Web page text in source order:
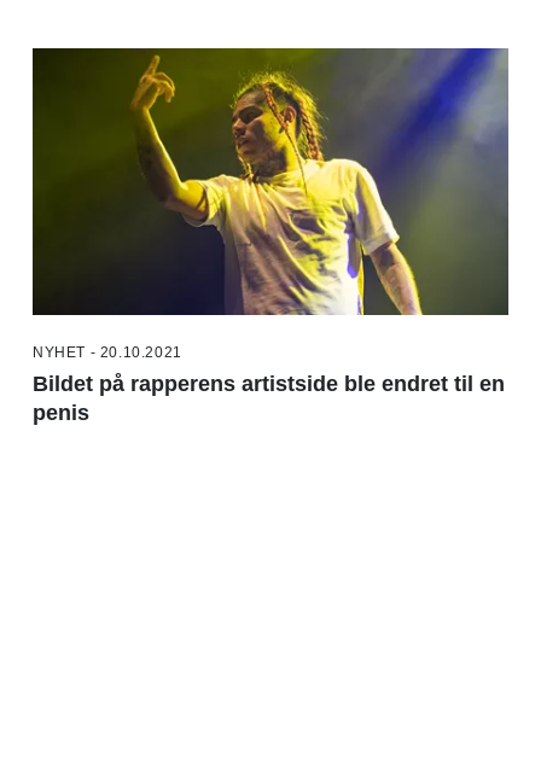
NYHET - 20.10.2021
Bildet på rapperens artistside ble endret til en
penis